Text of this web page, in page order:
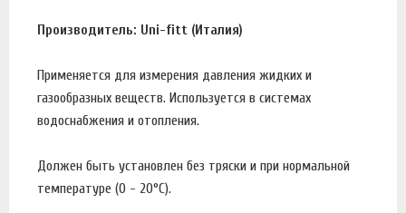
Производитель: Uni-fitt (Италия)
Применяется для измерения давления жидких и
газообразных веществ. Используется в системах
водоснабжения и отопления.
Должен быть установлен без тряски и при нормальной
температуре (0 - 20°С).